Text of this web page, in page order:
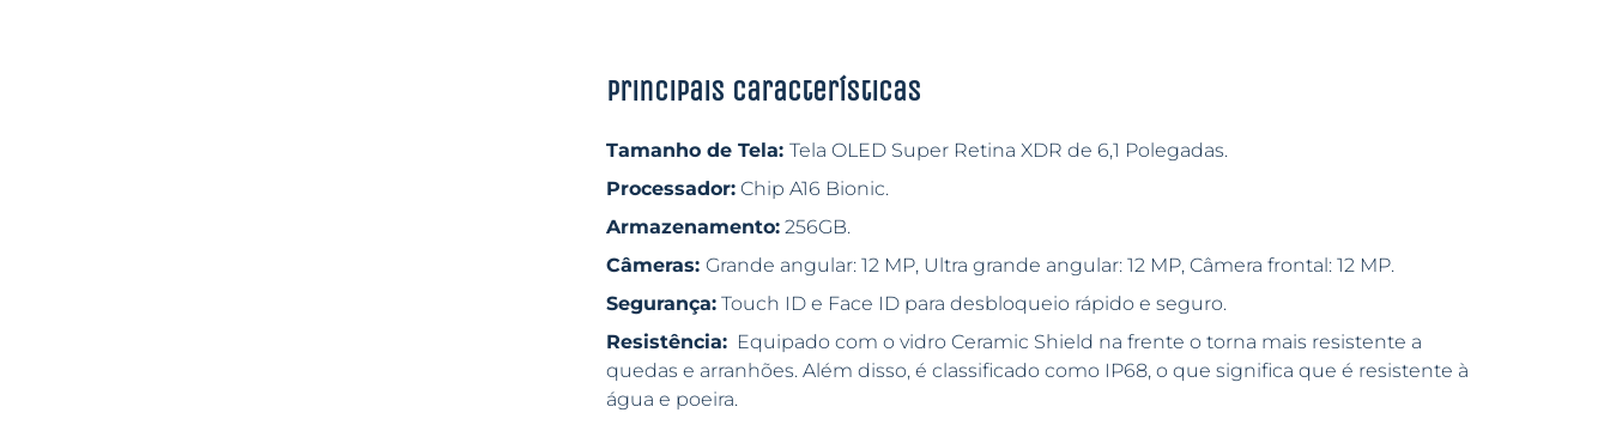
Principais características
Tamanho de Tela: Tela OLED Super Retina XDR de 6,1 Polegadas.
Processador:Chip A16 Bionic.
Armazenamento:256GB.
Câmeras: Grande angular: 12 MP, Ultra grande angular: 12 MP, Câmera frontal: 12 MP.
Segurança:Touch ID e Face ID para desbloqueio rápido e seguro.
Resistência:Equipado com o vidro Ceramic Shield na frente o torna mais resistente a
quedas e arranhões. Além disso, é classificado como IP68, o que significa que é resistente à
água e poeira.